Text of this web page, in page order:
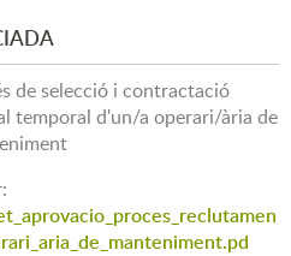
de selecció i contractació
temporal d'un/a operari/ària de